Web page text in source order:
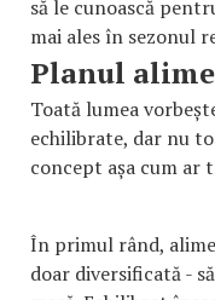
să le cunoască
mai ales în sezonul
Planul
Toată lumea
echilibrate, dar nu
concept așa cum ar
În primul rând,
doar diversificată -